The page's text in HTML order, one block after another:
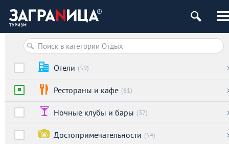
Отели (59)
Рестораны и кафе (61)
Ночные клубы и бары (37)
Достопримечательности (54)